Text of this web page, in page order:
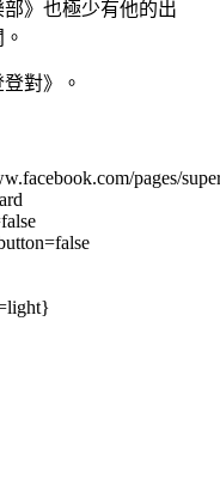
》也極少有他的出
對》。
pages/